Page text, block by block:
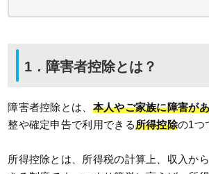
1．障害者控除とは？
障害者控除とは、 本人やご家族に障害が
整や確定申告で利用できる所得控除の1つ
所得控除とは、所得税の計算上、収入か